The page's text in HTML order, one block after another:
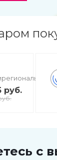
сеть
с
руб.
с